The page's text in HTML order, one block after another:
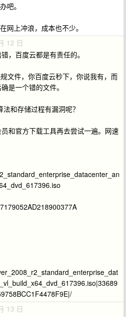
吧。
网上冲浪，成本也不少。
12 日
，百度云都是有责任的。
文件，你百度云秒下，你说我有，而
是一个错的文件。
和存储过程有漏洞呢？
和官方下载工具再去尝试一遍。网速
13 日